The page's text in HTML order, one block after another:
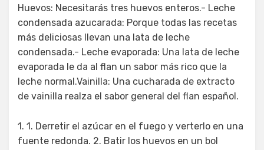
Huevos: Necesitarás tres huevos enteros.- Leche
condensada azucarada: Porque todas las recetas
más deliciosas llevan una lata de leche
condensada.- Leche evaporada: Una lata de leche
evaporada le da al flan un sabor más rico que la
leche normal.Vainilla: Una cucharada de extracto
de vainilla realza el sabor general del flan español.
1. 1. Derretir el azúcar en el fuego y verterlo en una
fuente redonda. 2. Batir los huevos en un bol